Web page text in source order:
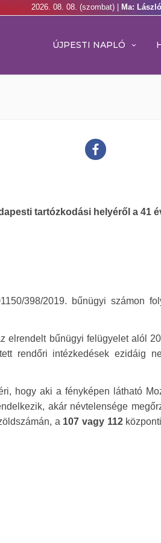
2026. 08. 08. (szombat) | Ma: László
ÚJPESTI NAPLÓ
tartózkodási helyéről a 41
398/2019. bűnügyi számon
elrendelt bűnügyi felügyelet alól
rendőri intézkedések ezidáig
hogy aki a fényképen látható
akár névtelensége
a 107 vagy 112